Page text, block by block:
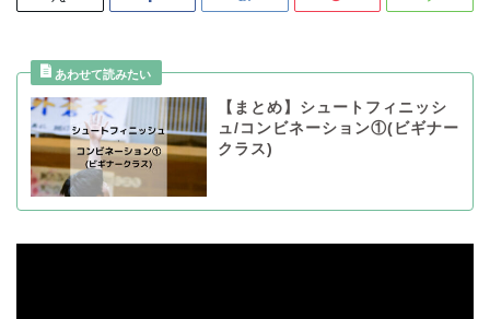
【まとめ】シュートフィニッシ
ュ/コンビネーション①(ビギナー
クラス)